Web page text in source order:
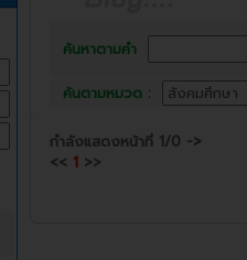
ค้นหาตามคำ
ค้นตามหมวด :
กำลังแสดงหน้าที่ 1/0 ->
<< 1 >>